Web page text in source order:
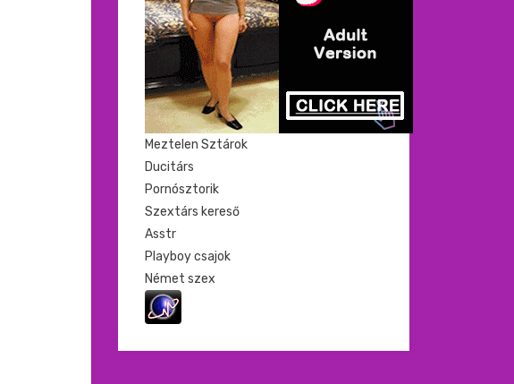
Meztelen Sztárok
Ducitárs
Pornósztorik
Szextárs kereső
Asstr
Playboy csajok
Német szex